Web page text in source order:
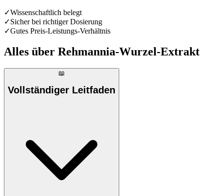
✓Wissenschaftlich belegt
✓Sicher bei richtiger Dosierung
✓Gutes Preis-Leistungs-Verhältnis
Alles über Rehmannia-Wurzel-Extrakt
📖
Vollständiger Leitfaden